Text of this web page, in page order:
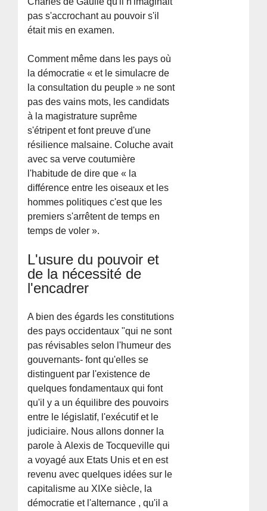
pas s'accrochant au pouvoir s'il
était mis en examen.
Comment même dans les pays où
la démocratie « et le simulacre de
la consultation du peuple » ne sont
pas des vains mots, les candidats
à la magistrature suprême
s'étripent et font preuve d'une
résilience malsaine. Coluche avait
avec sa verve coutumière
l'habitude de dire que « la
différence entre les oiseaux et les
hommes politiques c'est que les
premiers s'arrêtent de temps en
temps de voler ».
L'usure du pouvoir et
de la nécessité de
l'encadrer
A bien des égards les constitutions
des pays occidentaux "qui ne sont
pas révisables selon l'humeur des
gouvernants- font qu'elles se
distinguent par l'existence de
quelques fondamentaux qui font
qu'il y a un équilibre des pouvoirs
entre le législatif, l'exécutif et le
judiciaire. Nous allons donner la
parole à Alexis de Tocqueville qui
a voyagé aux Etats Unis et en est
revenu avec quelques idées sur le
capitalisme au XIXe siècle, la
démocratie et l'alternance , qu'il a